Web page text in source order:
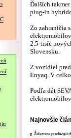
Ďalších
plug-in
Zo zahraničia
elektromobilov
2.5-tisíc
Slovensku.
Z vozidiel
Enyaq. V
Podľa dát
Najnovšie
Železnice predávajú